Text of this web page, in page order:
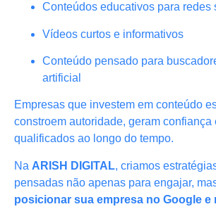
Conteúdos educativos para redes
Vídeos curtos e informativos
Conteúdo pensado para
artificial
Empresas que investem em conteúdo
constroem autoridade, geram confiança
qualificados ao longo do tempo.
Na ARISH DIGITAL, criamos
pensadas não apenas para engajar,
posicionar sua empresa no Google e